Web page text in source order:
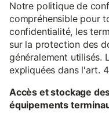
Notre politique de
compréhensible pour
confidentialité, les
sur la protection des
généralement utilisés.
expliquées dans l'art. 4
Accès et stockage
équipements